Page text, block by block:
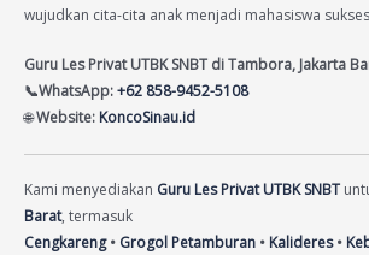
wujudkan cita-cita anak menjadi mahasiswa
Guru Les Privat UTBK SNBT di Tambora, Jakarta
📞WhatsApp:+62 858-9452-5108
🌐Website: KoncoSinau.id
Kami menyediakan Guru Les Privat UTBK SNBT
Barat, termasuk
Cengkareng• Grogol Petamburan • Kalideres•